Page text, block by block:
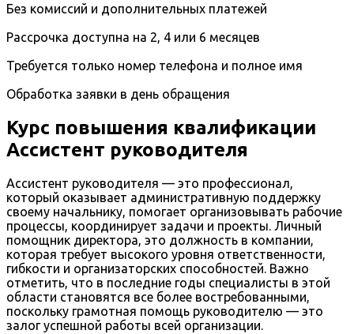
Без комиссий и дополнительных платежей
Рассрочка доступна на 2, 4 или 6 месяцев
Требуется только номер телефона и полное имя
Обработка заявки в день обращения
Курс повышения квалификации
Ассистент руководителя
Ассистент руководителя — это профессионал,
который оказывает административную поддержку
своему начальнику, помогает организовывать рабочие
процессы, координирует задачи и проекты. Личный
помощник директора, это должность в компании,
которая требует высокого уровня ответственности,
гибкости и организаторских способностей. Важно
отметить, что в последние годы специалисты в этой
области становятся все более востребованными,
поскольку грамотная помощь руководителю — это
залог успешной работы всей организации.